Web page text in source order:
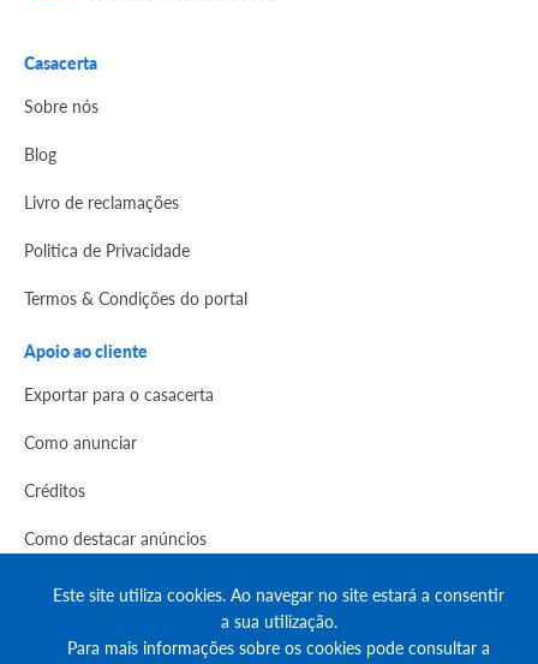
Casacerta
Sobre nós
Blog
Livro de reclamações
Politica de Privacidade
Termos & Condições do portal
Apoio ao cliente
Exportar para o casacerta
Como anunciar
Créditos
Como destacar anúncios
Comprar créditos
Este site utiliza cookies. Ao navegar no site estará a consentir
a sua utilização.
Para mais informações sobre os cookies pode consultar a